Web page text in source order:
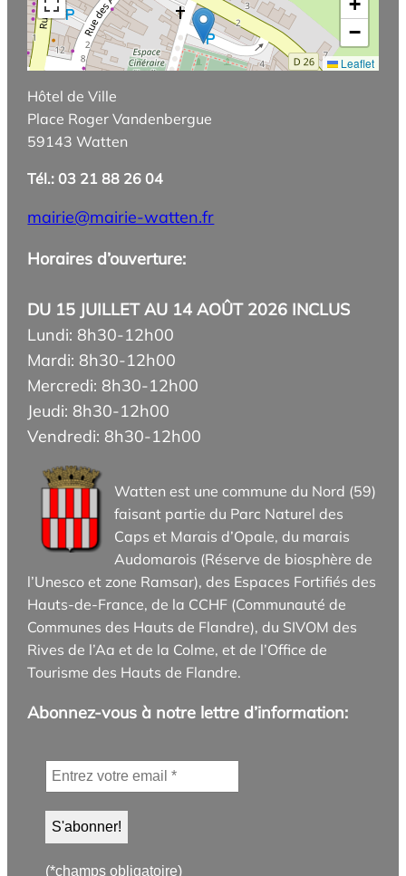
−
Leaflet
Hôtel de Ville
Place Roger Vandenbergue
59143 Watten
Tél.: 03 21 88 26 04
mairie@mairie-watten.fr
Horaires d’ouverture:
DU 15 JUILLET AU 14 AOÛT 2026 INCLUS
Lundi: 8h30-12h00
Mardi: 8h30-12h00
Mercredi: 8h30-12h00
Jeudi: 8h30-12h00
Vendredi: 8h30-12h00
Watten est une commune du Nord (59)
faisant partie du Parc Naturel des
Caps et Marais d’Opale, du marais
Audomarois (Réserve de biosphère de
l’Unesco et zone Ramsar), des Espaces Fortifiés des
Hauts-de-France, de la CCHF (Communauté de
Communes des Hauts de Flandre), du SIVOM des
Rives de l’Aa et de la Colme, et de l’Office de
Tourisme des Hauts de Flandre.
Abonnez-vous à notre lettre d’information:
(*champs obligatoire)